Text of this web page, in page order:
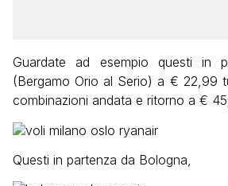
Guardate ad esempio questi in
(Bergamo Orio al Serio) a € 22,99
combinazioni andata e ritorno a €
Questi in partenza da Bologna,